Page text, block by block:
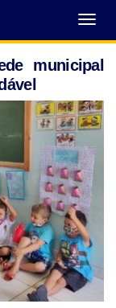
Abrir
Menu
municipal